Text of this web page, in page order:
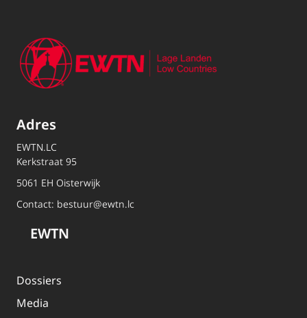
Adres
EWTN.LC
Kerkstraat 95
5061 EH Oisterwijk
Contact: bestuur@ewtn.lc
EWTN
Dossiers
Media